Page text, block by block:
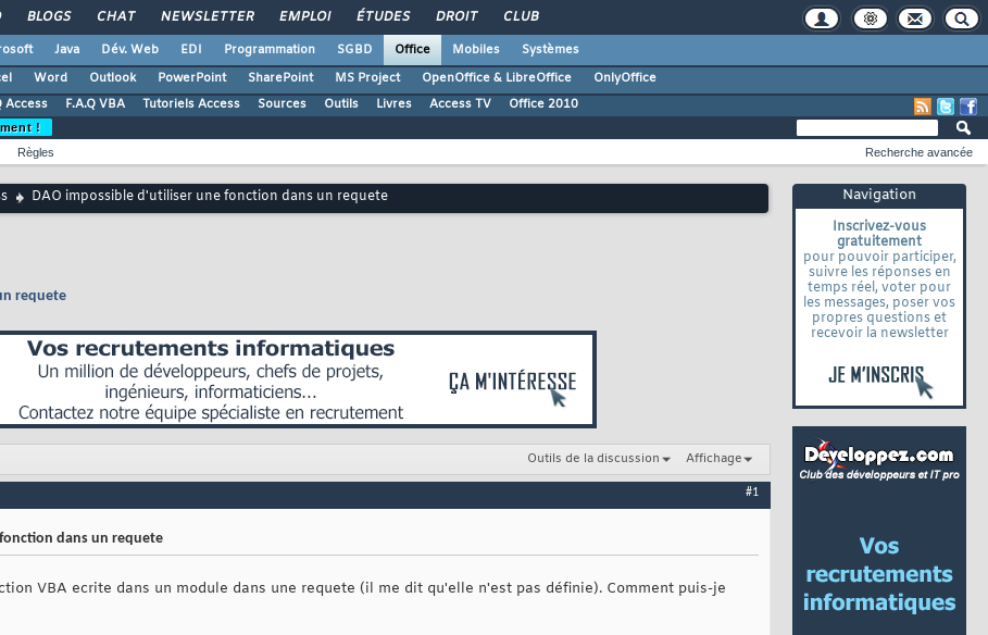
BLOGS CHAT NEWSLETTER EMPLOI ÉTUDES DROIT CLUB
Java Dév. Web EDI Programmation SGBD Office Mobiles
Systèmes
Word Outlook PowerPoint SharePoint MS Project OpenOffice & LibreOffice
OnlyOffice
Access F.A.Q VBA Tutoriels Access Sources Outils Livres Access TV Office 2010
Navigation
Inscrivez-vous
gratuitement
pour pouvoir participer,
suivre les réponses en
temps réel, voter pour
les messages, poser vos
propres questions et
recevoir la newsletter
!
Règles Recherche avancée
DAO impossible d'utiliser une fonction dans un requete
requete
Outils de la discussion Affichage
#1
dans un requete
VBA ecrite dans un module dans une requete (il me dit qu'elle n'est pas définie). Comment puis-je